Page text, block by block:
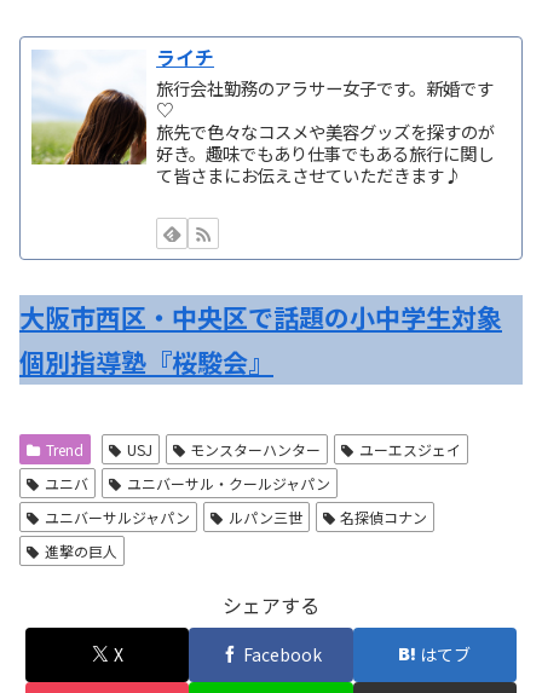
ライチ
旅行会社勤務のアラサー女子です。新婚です
♡
旅先で色々なコスメや美容グッズを探すのが
好き。趣味でもあり仕事でもある旅行に関し
て皆さまにお伝えさせていただきます♪
大阪市西区・中央区で話題の小中学生対象
個別指導塾『桜駿会』
Trend USJ モンスターハンター
ユーエスジェイ
ユニバ
ユニバーサル・クールジャパン
ユニバーサルジャパン
ルパン三世
名探偵コナン
進撃の巨人
シェアする
X Facebook はてブ